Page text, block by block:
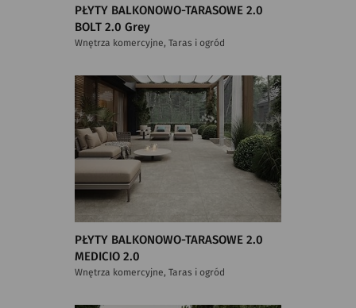
PŁYTY BALKONOWO-TARASOWE 2.0
BOLT 2.0 Grey
Wnętrza komercyjne, Taras i ogród
PŁYTY BALKONOWO-TARASOWE 2.0
MEDICIO 2.0
Wnętrza komercyjne, Taras i ogród